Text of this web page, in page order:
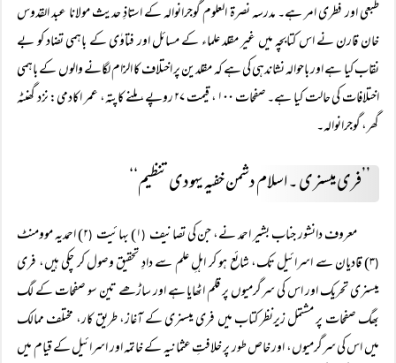
طبعی اور فطری امر ہے۔ مدرسہ نصرۃ العلوم گوجرانوالہ کے استاذِ حدیث مولانا عبد القدوس
خان قارن نے اس کتابچہ میں غیر مقلد علماء کے مسائل اور فتاوٰی کے باہمی تضاد کو بے
نقاب کیا ہے اور باحوالہ نشاندہی کی ہے کہ مقلدین پر اختلاف کا الزام لگانے والوں کے باہمی
اختلافات کی حالت کیا ہے۔ صفحات ۱۰۰ ، قیمت ۲۷ روپے، ملنے کاپتہ، عمر اکادمی: نزد گھنٹہ
گھر، گوجرانوالہ۔
’’فری میسنری ۔ اسلام دشمن خفیہ یہودی تنظیم‘‘
معروف دانشور جناب بشیر احمد نے، جن کی تصانیف (۱) بہائیت (۲) احمدیہ موومنٹ
( ۳) قادیان سے اسرائیل تک، شائع ہو کر اہلِ علم سے دادِ تحقیق وصول کر چکی ہیں، فری
میسنری تحریک اور اس کی سرگرمیوں پر قلم اٹھایا ہے اور ساڑھے تین سو صفحات کے لگ
بھگ صفحات پر مشتمل زیرنظر کتاب میں فری میسنری کے آغاز، طریق کار، مختلف ممالک
میں اس کی سرگرمیوں، اور خاص طور پر خلافتِ عثمانیہ کے خاتمہ اور اسرائیل کے قیام میں